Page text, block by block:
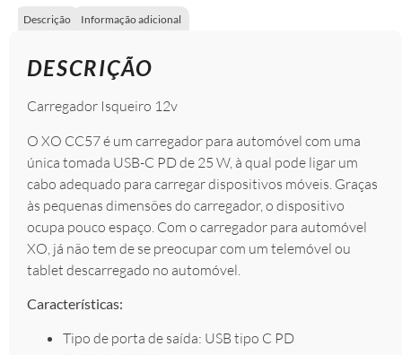
Descrição Informação adicional
DESCRIÇÃO
Carregador Isqueiro 12v
O XO CC57 é um carregador para automóvel com uma
única tomada USB-C PD de 25 W, à qual pode ligar um
cabo adequado para carregar dispositivos móveis. Graças
às pequenas dimensões do carregador, o dispositivo
ocupa pouco espaço. Com o carregador para automóvel
XO, já não tem de se preocupar com um telemóvel ou
tablet descarregado no automóvel.
Características:
Tipo de porta de saída: USB tipo C PD